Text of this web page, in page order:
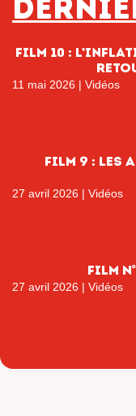
film 10 :
11 mai 2026 | Vidéos
film 9 : les
27 avril 2026 | Vidéos
FILM
27 avril 2026 | Vidéos